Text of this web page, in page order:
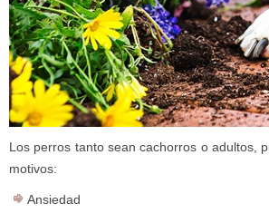
Los perros tanto sean cachorros o adultos,
motivos:
Ansiedad